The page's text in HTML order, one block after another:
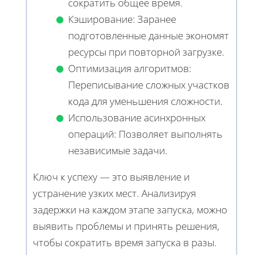
Кэширование: Заранее
подготовленные данные экономят
ресурсы при повторной загрузке.
Оптимизация алгоритмов:
Переписывание сложных участков
кода для уменьшения сложности.
Использование асинхронных
операций: Позволяет выполнять
независимые задачи.
Ключ к успеху — это выявление и
устранение узких мест. Анализируя
задержки на каждом этапе запуска, можно
выявить проблемы и принять решения,
чтобы сократить время запуска в разы.